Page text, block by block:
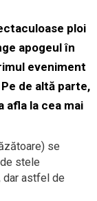
ploi
apogeul în
eveniment
de altă parte,
afla la cea mai
se
stele
dar astfel de